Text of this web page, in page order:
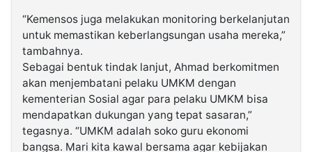
“Kemensos juga melakukan monitoring berkelanjutan
untuk memastikan keberlangsungan usaha mereka,”
tambahnya.
Sebagai bentuk tindak lanjut, Ahmad berkomitmen
akan menjembatani pelaku UMKM dengan
kementerian Sosial agar para pelaku UMKM bisa
mendapatkan dukungan yang tepat sasaran,”
tegasnya. “UMKM adalah soko guru ekonomi
bangsa. Mari kita kawal bersama agar kebijakan